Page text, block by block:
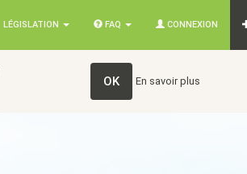
LÉGISLATION FAQ CONNEXION
OK En savoir plus